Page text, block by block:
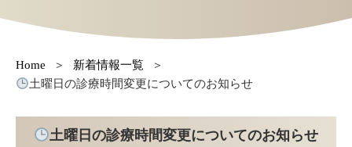
Home
新着情報一覧
土曜日の診療時間変更についてのお知らせ
土曜日の診療時間変更についてのお知らせ